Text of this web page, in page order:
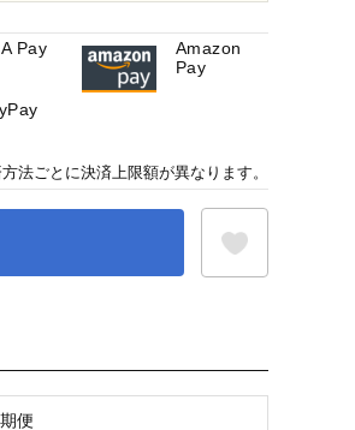
便
Pay
Amazon
Pay
法ごとに決済上限額が異なります。